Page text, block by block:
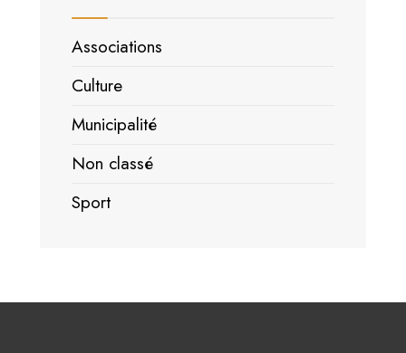
Associations
Culture
Municipalité
Non classé
Sport